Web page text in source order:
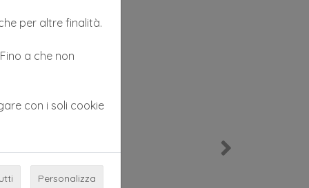
Next
per altre finalità.
a che non
con i soli cookie
Personalizza